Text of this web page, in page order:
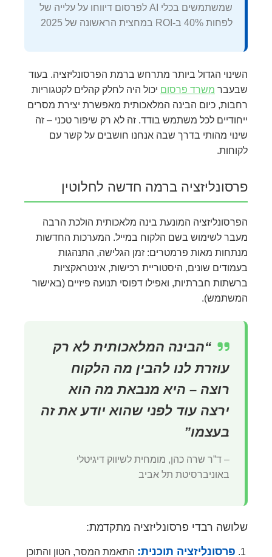
שמשתמשים בכלי AI לפרסום דיווחו על עלייה של
לפחות 40% ב-ROI במחצית הראשונה של 2025
השינוי הגדול ביותר מתרחש ברמת הפרסונליזציה. בעוד
שבעבר משרד פרסום יכול היה לחלק קהלים לקטגוריות
רחבות, כיום הבינה המלאכותית מאפשרת יצירת מסרים
ייחודיים לכל משתמש בודד. זה לא רק שיפור טכני – זה
שינוי מהותי בדרך שבה אנחנו חושבים על קשר עם
לקוחות.
פרסונליזציה ברמה חדשה לחלוטין
הפרסונליזציה המונעת בינה מלאכותית הולכת הרבה
מעבר לשימוש בשם הלקוח במייל. המערכות החדשות
מנתחות מאות פרמטרים: זמן הגלישה, התנהגות
בעמודים שונים, היסטוריית רכישות, אינטראקציות
ברשתות חברתיות, ואפילו דפוסי תנועה פיזיים (באישור
המשתמש).
“הבינה המלאכותית לא רק
עוזרת לנו להבין מה הלקוח
רוצה – היא מנבאת מה הוא
ירצה עוד לפני שהוא יודע את זה
בעצמו”
– ד”ר שרה כהן, מומחית לשיווק דיגיטלי
באוניברסיטת תל אביב
שלושה רבדי פרסונליזציה מתקדמת:
פרסונליזציה תוכנית: התאמת המסר, הטון והתוכן